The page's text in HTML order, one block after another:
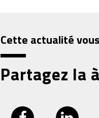
Cette actualité
Partagez la